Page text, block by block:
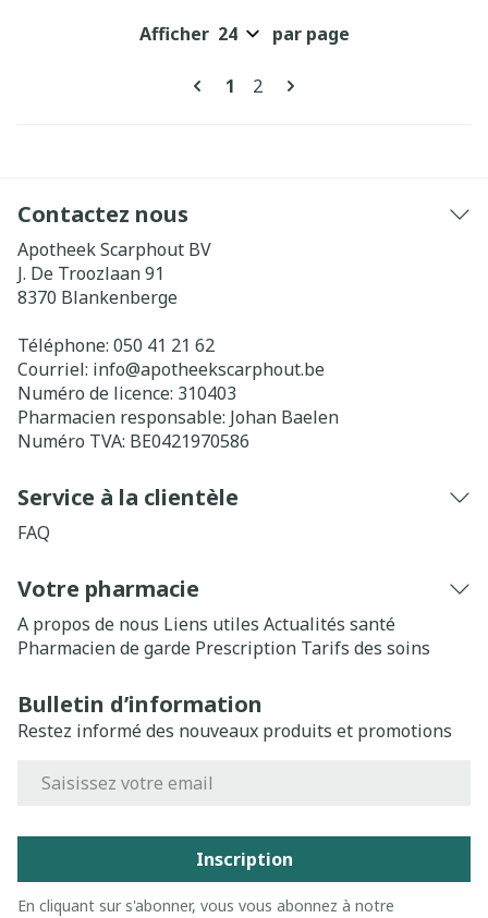
Pages
Vous lisez actuellement la
1 Page
2
Afficher par page
Contactez nous
Apotheek Scarphout BV
J. De Troozlaan 91
8370 Blankenberge
Téléphone: 050 41 21 62
Courriel: info@apotheekscarphout.be
Numéro de licence: 310403
Pharmacien responsable: Johan Baelen
Numéro TVA: BE0421970586
Service à la clientèle
FAQ
Votre pharmacie
A propos de nous Liens utiles Actualités santé
Pharmacien de garde Prescription Tarifs des soins
Bulletin d’information
Restez informé des nouveaux produits et promotions
Inscription
En cliquant sur s'abonner, vous vous abonnez à notre